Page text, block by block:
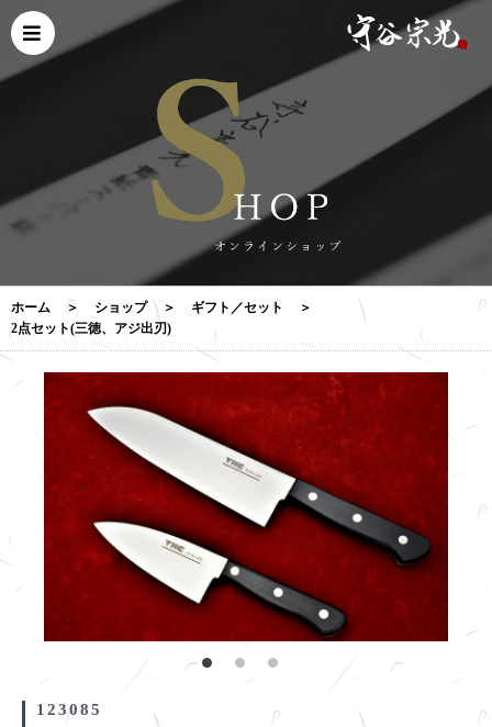
ホーム ＞ ショップ ＞ ギフト／セット
＞
2点セット(三徳、アジ出刃)
123085